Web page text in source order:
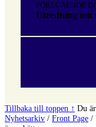
huvudnavigeringen
FÖREGÅENDE
Utredning om
Tillbaka till toppen ↑ Du
Nyhetsarkiv / Front Page /